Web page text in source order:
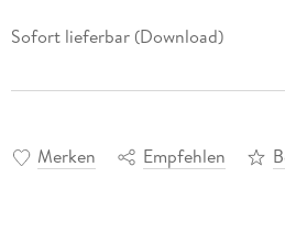
Sofort lieferbar (Download)
Merken Empfehlen